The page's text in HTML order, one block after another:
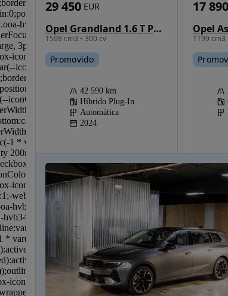
Opel Grandland 1.6 T PHEV GSe
1598 cm3 • 300 cv
29 450 EUR
Promovido
42 590 km
Híbrido Plug-In
Automática
2024
Opel
1199 cm3
17 890